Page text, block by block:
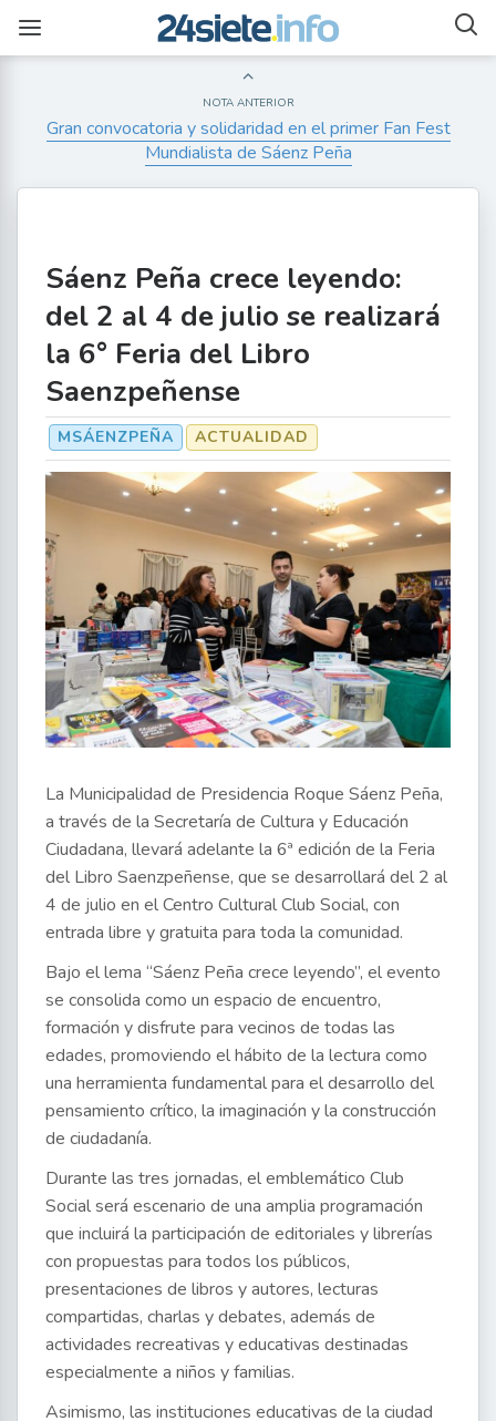
NOTA ANTERIOR
Gran convocatoria y solidaridad en el primer Fan Fest
Mundialista de Sáenz Peña
Sáenz Peña crece leyendo:
del 2 al 4 de julio se realizará
la 6° Feria del Libro
Saenzpeñense
MSÁENZPEÑA ACTUALIDAD
La Municipalidad de Presidencia Roque Sáenz Peña,
a través de la Secretaría de Cultura y Educación
Ciudadana, llevará adelante la 6ª edición de la Feria
del Libro Saenzpeñense, que se desarrollará del 2 al
4 de julio en el Centro Cultural Club Social, con
entrada libre y gratuita para toda la comunidad.
Bajo el lema “Sáenz Peña crece leyendo”, el evento
se consolida como un espacio de encuentro,
formación y disfrute para vecinos de todas las
edades, promoviendo el hábito de la lectura como
una herramienta fundamental para el desarrollo del
pensamiento crítico, la imaginación y la construcción
de ciudadanía.
Durante las tres jornadas, el emblemático Club
Social será escenario de una amplia programación
que incluirá la participación de editoriales y librerías
con propuestas para todos los públicos,
presentaciones de libros y autores, lecturas
compartidas, charlas y debates, además de
actividades recreativas y educativas destinadas
especialmente a niños y familias.
Asimismo, las instituciones educativas de la ciudad